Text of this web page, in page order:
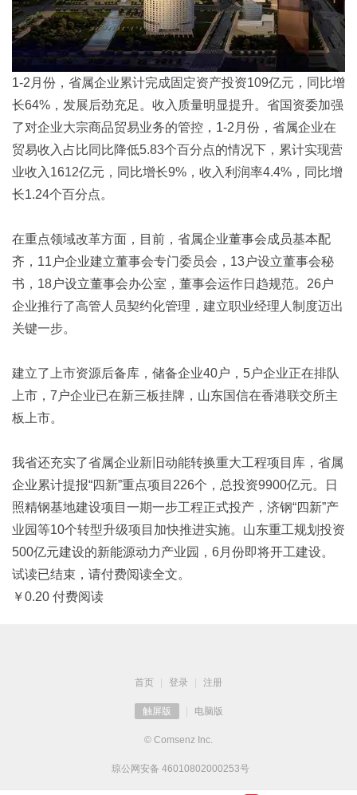
1-2月份，省属企业累计完成固定资产投资109亿元，同比增
长64%，发展后劲充足。收入质量明显提升。省国资委加强
了对企业大宗商品贸易业务的管控，1-2月份，省属企业在
贸易收入占比同比降低5.83个百分点的情况下，累计实现营
业收入1612亿元，同比增长9%，收入利润率4.4%，同比增
长1.24个百分点。
在重点领域改革方面，目前，省属企业董事会成员基本配
齐，11户企业建立董事会专门委员会，13户设立董事会秘
书，18户设立董事会办公室，董事会运作日趋规范。26户
企业推行了高管人员契约化管理，建立职业经理人制度迈出
关键一步。
建立了上市资源后备库，储备企业40户，5户企业正在排队
上市，7户企业已在新三板挂牌，山东国信在香港联交所主
板上市。
我省还充实了省属企业新旧动能转换重大工程项目库，省属
企业累计提报“四新”重点项目226个，总投资9900亿元。日
照精钢基地建设项目一期一步工程正式投产，济钢“四新”产
业园等10个转型升级项目加快推进实施。山东重工规划投资
500亿元建设的新能源动力产业园，6月份即将开工建设。
试读已结束，请付费阅读全文。
￥0.20 付费阅读
首页 | 登录 | 注册
触屏版 | 电脑版
© Comsenz Inc.
琼公网安备 46010802000253号